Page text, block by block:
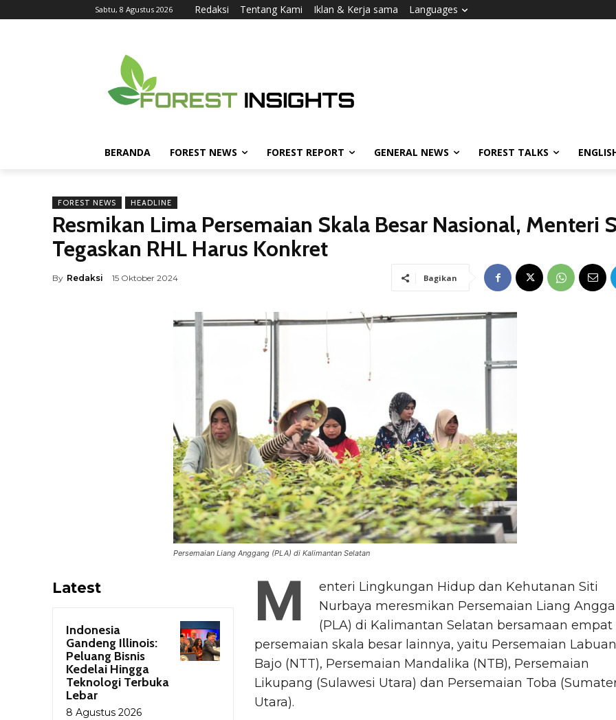
Sabtu, 8 Agustus 2026 Redaksi Tentang Kami Iklan & Kerja sama Languages
BERANDA FOREST NEWS FOREST REPORT GENERAL NEWS FOREST TALKS
FOREST NEWS HEADLINE
Resmikan Lima Persemaian Skala Besar Nasional, Menteri
Tegaskan RHL Harus Konkret
By Redaksi 15 Oktober 2024 Bagikan
Persemaian Liang Anggang (PLA) di Kalimantan Selatan
Latest
Indonesia
Gandeng Illinois:
Peluang Bisnis
Kedelai Hingga
Teknologi Terbuka
Lebar
8 Agustus 2026
M
enteri Lingkungan Hidup dan Kehutanan Siti
Nurbaya meresmikan Persemaian Liang
(PLA) di Kalimantan Selatan bersamaan empat
persemaian skala besar lainnya, yaitu Persemaian Labuan
Bajo (NTT), Persemaian Mandalika (NTB), Persemaian
Likupang (Sulawesi Utara) dan Persemaian Toba
Utara).